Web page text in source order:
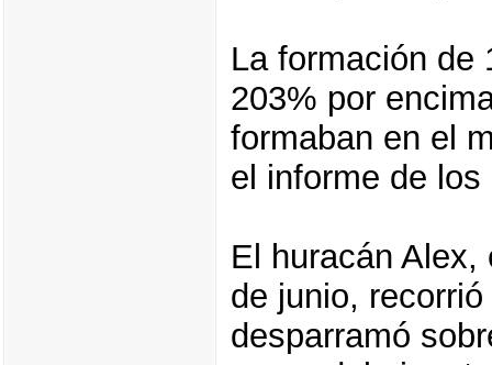
La formación de
203% por
formaban en el
el informe de
El huracán
de junio,
desparramó